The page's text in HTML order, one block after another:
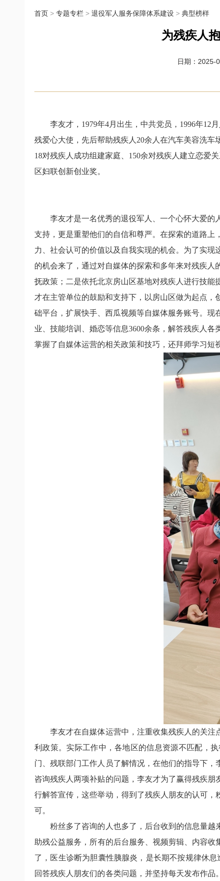
首页 > 专题专栏 > 退役军人服务保障体系建设 > 典型榜样
为残疾人
日期：2025-
李友才， 1979年4月出生，中共党员， 1996年12
残爱心大使，先后帮助残疾人 20余人在汽车美容洗车
18对残疾人成功组建家庭、 150余对残疾人建立恋爱
区妇联创新创业奖。
李友才是一名优秀的退役军人、一个心怀大爱的
支持，更是重塑他们的自信和尊严。在探索的道路
力、社会认可的价值以及自我实现的机会。为了实
的机会来了，通过对自媒体的探索和多年来对残疾
抚政策；二是依托北京房山区基地对残疾人进行技
才在主管单位的鼓励和支持下，以房山区做为起点
础平台，扩展快手、西瓜视频等自媒体服务账号。现
业、技能培训、婚恋等信息3600余条，解答残疾人各
掌握了自媒体运营的相关政策和技巧，还拜师学习短
李友才在自媒体运营中，注重收集残疾人的关
利政策。实际工作中，各地区的信息资源不匹配，
门、残联部门工作人员了解情况，在他们的指导下
咨询残疾人两项补贴的问题，李友才为了赢得残疾
行解答宣传，这些举动，得到了残疾人朋友的认可
可。
粉丝多了咨询的人也多了，后台收到的信息量
助残公益服务，所有的后台服务、视频剪辑、内容
了，医生诊断为胆囊性胰腺炎，是长期不按规律休
回答残疾人朋友们的各类问题，并坚持每天发布作